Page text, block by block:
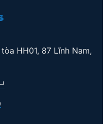
HH01, 87 Lĩnh Nam,